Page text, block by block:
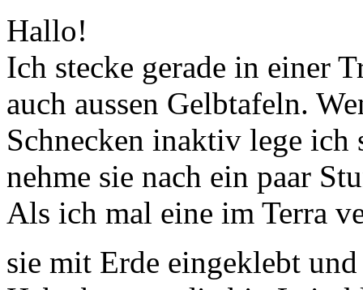
Hallo!
Ich stecke gerade in einer
auch aussen Gelbtafeln.
Schnecken inaktiv lege ich
nehme sie nach ein paar
Als ich mal eine im Terra
sie mit Erde eingeklebt